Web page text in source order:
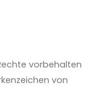
vorbehalten
von